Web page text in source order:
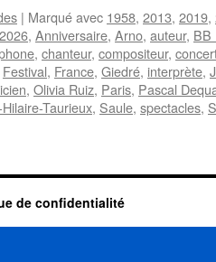
| Marqué avec 1958, 2013, 2019,
, Anniversaire, Arno, auteur, BB
, chanteur, compositeur,
Festival, France, Giedré, interprète,
, Olivia Ruiz, Paris, Pascal
Taurieux, Saule, spectacles,
de confidentialité